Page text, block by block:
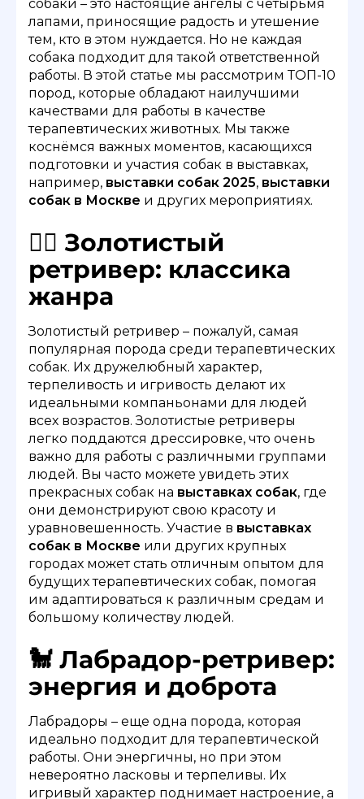
собаки – это настоящие ангелы с четырьмя
лапами, приносящие радость и утешение
тем, кто в этом нуждается. Но не каждая
собака подходит для такой ответственной
работы. В этой статье мы рассмотрим ТОП-10
пород, которые обладают наилучшими
качествами для работы в качестве
терапевтических животных. Мы также
коснёмся важных моментов, касающихся
подготовки и участия собак в выставках,
например, выставки собак 2025, выставки
собак в Москве и других мероприятиях.
🐕‍🦺 Золотистый
ретривер: классика
жанра
Золотистый ретривер – пожалуй, самая
популярная порода среди терапевтических
собак. Их дружелюбный характер,
терпеливость и игривость делают их
идеальными компаньонами для людей
всех возрастов. Золотистые ретриверы
легко поддаются дрессировке, что очень
важно для работы с различными группами
людей. Вы часто можете увидеть этих
прекрасных собак на выставках собак, где
они демонстрируют свою красоту и
уравновешенность. Участие в выставках
собак в Москве или других крупных
городах может стать отличным опытом для
будущих терапевтических собак, помогая
им адаптироваться к различным средам и
большому количеству людей.
🐩 Лабрадор-ретривер:
энергия и доброта
Лабрадоры – еще одна порода, которая
идеально подходит для терапевтической
работы. Они энергичны, но при этом
невероятно ласковы и терпеливы. Их
игривый характер поднимает настроение, а